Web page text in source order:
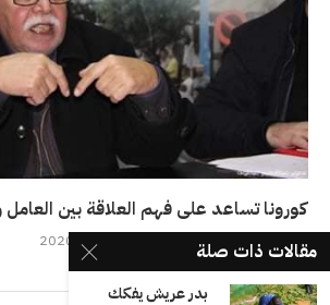
كورونا تساعد على فهم العلاقة بين العامل
مقالات ذات صلة
بدر عريش يفكك